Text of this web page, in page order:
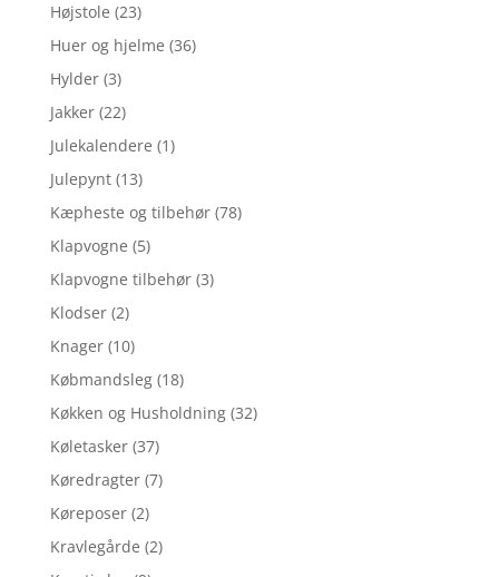
Højstole (23)
Huer og hjelme (36)
Hylder (3)
Jakker (22)
Julekalendere (1)
Julepynt (13)
Kæpheste og tilbehør (78)
Klapvogne (5)
Klapvogne tilbehør (3)
Klodser (2)
Knager (10)
Købmandsleg (18)
Køkken og Husholdning (32)
Køletasker (37)
Køredragter (7)
Køreposer (2)
Kravlegårde (2)